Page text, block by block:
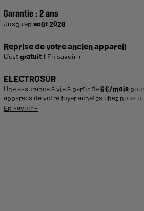
Garantie :2 ans
Jusqu'en août 2028
Reprise de votre ancien appareil
C'estgratuit ! En savoir +
ELECTROSÛR
Une assurance à vie à partir de6€/mois
appareils de votre foyer achetés chez nous
En savoir +